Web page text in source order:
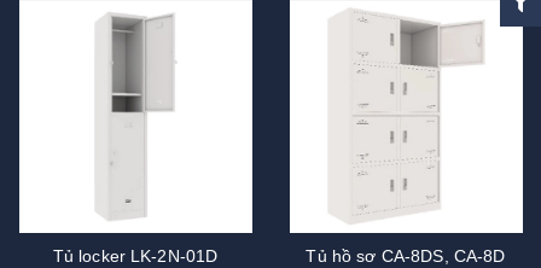
Tủ locker LK-2N-01D Tủ hồ sơ CA-8DS, CA-8D